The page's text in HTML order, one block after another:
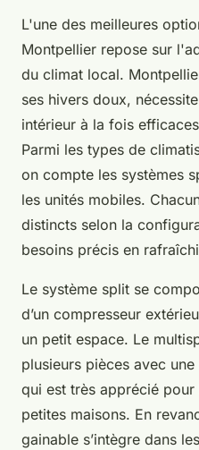
L'une des meilleures
Montpellier repose sur
du climat local.
ses hivers doux,
intérieur à la fois
Parmi les types de
on compte les systèmes
les unités mobiles.
distincts selon la
besoins précis en
Le système split se
d’un compresseur
un petit espace. Le
plusieurs pièces avec
qui est très apprécié
petites maisons. En
gainable s’intègre dans